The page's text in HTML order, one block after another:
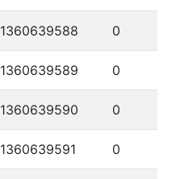
1360639588 0
1360639589 0
1360639590 0
1360639591 0